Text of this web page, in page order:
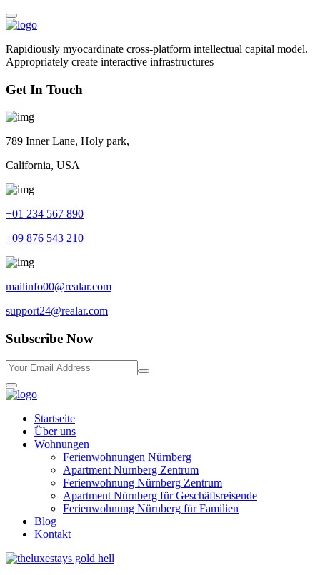
Rapidiously myocardinate cross-platform intellectual capital model.
Appropriately create interactive infrastructures
Get In Touch
789 Inner Lane, Holy park,
California, USA
+01 234 567 890
+09 876 543 210
mailinfo00@realar.com
support24@realar.com
Subscribe Now
Startseite
Über uns
Wohnungen
Ferienwohnungen Nürnberg
Apartment Nürnberg Zentrum
Ferienwohnung Nürnberg Zentrum
Apartment Nürnberg für Geschäftsreisende
Ferienwohnung Nürnberg für Familien
Blog
Kontakt